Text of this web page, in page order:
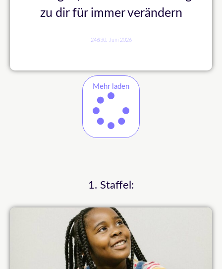
zu dir für immer verändern
246 30. Juni 2026
Mehr laden
1. Staffel: